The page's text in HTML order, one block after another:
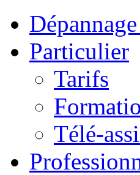
Particulier
Tarifs
Télé-